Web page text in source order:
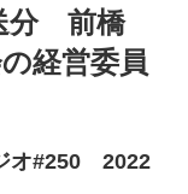
分 前橋
経営委員
オ#250 2022